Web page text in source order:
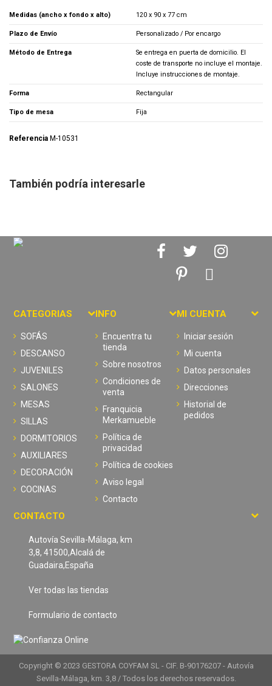
Medidas (ancho x fondo x alto) 120 x 90 x 77 cm
Plazo de Envío Personalizado / Por encargo
Método de Entrega
Se entrega en puerta de domicilio. El
coste de transporte no incluye el montaje.
Incluye instrucciones de montaje.
Forma Rectangular
Tipo de mesa Fija
Referencia M-10531
También podría interesarle
CATEGORIAS
SOFÁS
DESCANSO
JUVENILES
SALONES
MESAS
SILLAS
DORMITORIOS
AUXILIARES
DECORACIÓN
COCINAS
INFO
Encuentra tu
tienda
Sobre nosotros
Condiciones de
venta
Franquicia
Merkamueble
Política de
privacidad
Política de cookies
Aviso legal
Contacto
MI CUENTA
Iniciar sesión
Mi cuenta
Datos personales
Direcciones
Historial de
pedidos
CONTACTO
Autovía Sevilla-Málaga, km
3,8, 41500,Alcalá de
Guadaira,España
Ver todas las tiendas
Formulario de contacto
Copyright © 2023 GESTORA COYFAM SL - CIF. B-90176207 - Autovía
Sevilla-Málaga, km. 3,8 / Todos los derechos reservados.